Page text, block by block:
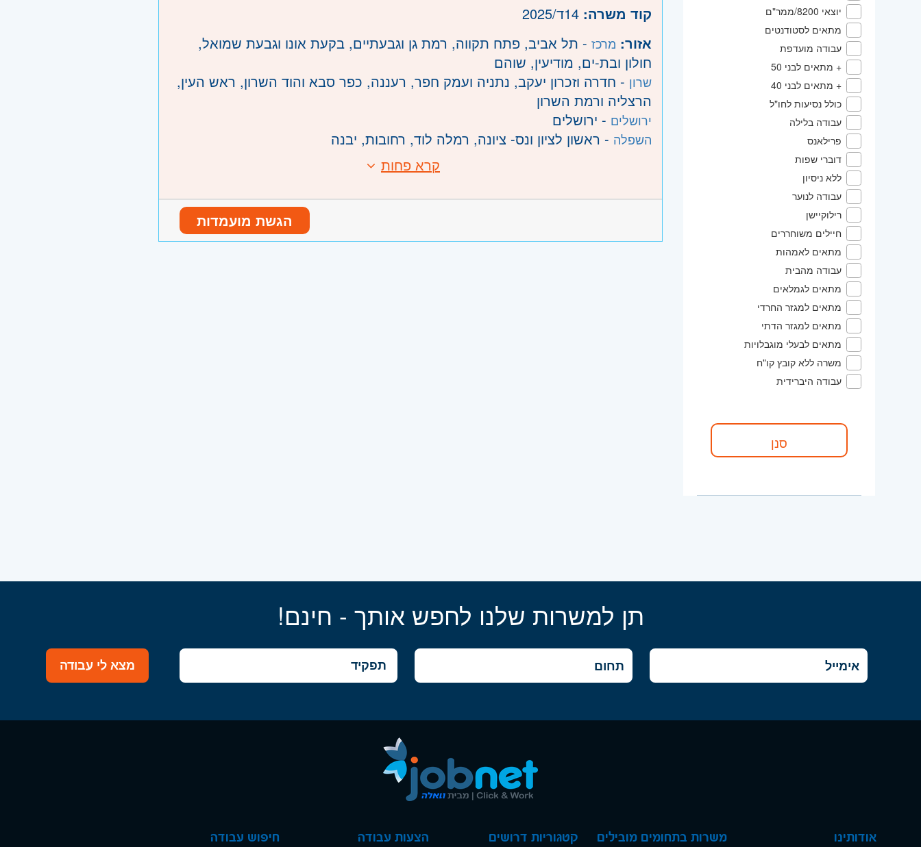
יוצאי 8200/ממר"ם
מתאים לסטודנטים
עבודה מועדפת
+ מתאים לבני 50
+ מתאים לבני 40
כולל נסיעות לחו"ל
עבודה בלילה
פרילאנס
דוברי שפות
ללא ניסיון
עבודה לנוער
רילוקיישן
חיילים משוחררים
מתאים לאמהות
עבודה מהבית
מתאים לגמלאים
מתאים למגזר החרדי
מתאים למגזר הדתי
מתאים לבעלי מוגבלויות
משרה ללא קובץ קו"ח
עבודה היברידית
קוד משרה:
אזור: מרכז - תל אביב, פתח תקווה, רמת גן וגבעתיים, בקעת אונו וגבעת שמואל,
חולון ובת-ים, מודיעין, שוהם
שרון - חדרה וזכרון יעקב, נתניה ועמק חפר, רעננה, כפר סבא והוד השרון, ראש העין,
הרצליה ורמת השרון
ירושלים - ירושלים
השפלה - ראשון לציון ונס- ציונה, רמלה לוד, רחובות, יבנה
קרא פחות
הגשת מועמדות
תן למשרות שלנו לחפש אותך - חינם!
מצא לי עבודה
אודותינו משרות בתחומים מובילים קטגוריות דרושים הצעות עבודה חיפוש עבודה